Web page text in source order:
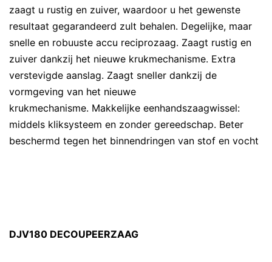
zaagt u rustig en zuiver, waardoor u het gewenste
resultaat gegarandeerd zult behalen. Degelijke, maar
snelle en robuuste accu reciprozaag. Zaagt rustig en
zuiver dankzij het nieuwe krukmechanisme. Extra
verstevigde aanslag. Zaagt sneller dankzij de
vormgeving van het nieuwe
krukmechanisme. Makkelijke eenhandszaagwissel:
middels kliksysteem en zonder gereedschap. Beter
beschermd tegen het binnendringen van stof en vocht
DJV180 DECOUPEERZAAG